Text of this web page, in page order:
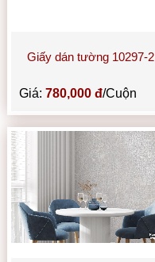
Giấy dán tường 10297-2
Giá:780,000 đ/Cuộn